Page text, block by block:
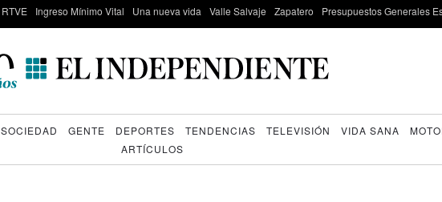
RTVE Ingreso Mínimo Vital Una nueva vida Valle Salvaje Zapatero Presupuestos Generales
SOCIEDAD GENTE DEPORTES TENDENCIAS TELEVISIÓN VIDA SANA
ARTÍCULOS